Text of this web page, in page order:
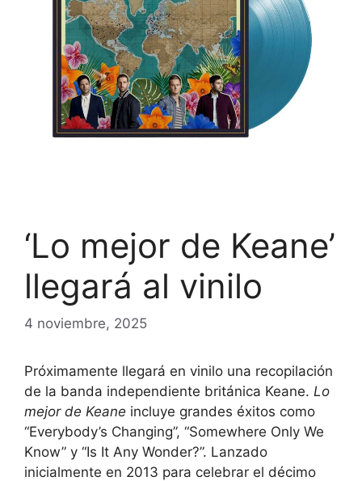
‘Lo mejor de Keane’
llegará al vinilo
4 noviembre, 2025
Próximamente llegará en vinilo una recopilación
de la banda independiente británica Keane. Lo
mejor de Keane incluye grandes éxitos como
“Everybody’s Changing”, “Somewhere Only We
Know” y “Is It Any Wonder?”. Lanzado
inicialmente en 2013 para celebrar el décimo